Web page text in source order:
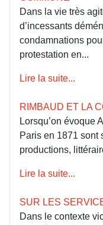
Dans la vie très
d’incessants
condamnations
protestation en...
Lire la suite...
RIMBAUD ET LA
Lorsqu’on évoque
Paris en 1871 sont
productions,
Lire la suite...
SUR LES
Dans le contexte